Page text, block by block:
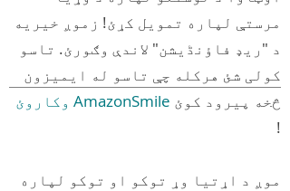
مرستې لپاره تمویل کړئ! زموږ خیریه
د "ریډ فاؤنڈیشن" لاندې وګورئ. تاسو
کولی شئ هرکله چې تاسو له ایمیزون
څخه پیرود کوئ AmazonSmile وکاروئ
!
موږ د اړتیا وړ توکو او توکو لپاره